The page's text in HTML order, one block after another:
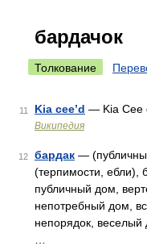
бардачок
Толкование
11 Kia cee’d — Kia Cee
Википедия
12 бардак —
(терпимости, ебли),
публичный дом,
непотребный дом,
непорядок,